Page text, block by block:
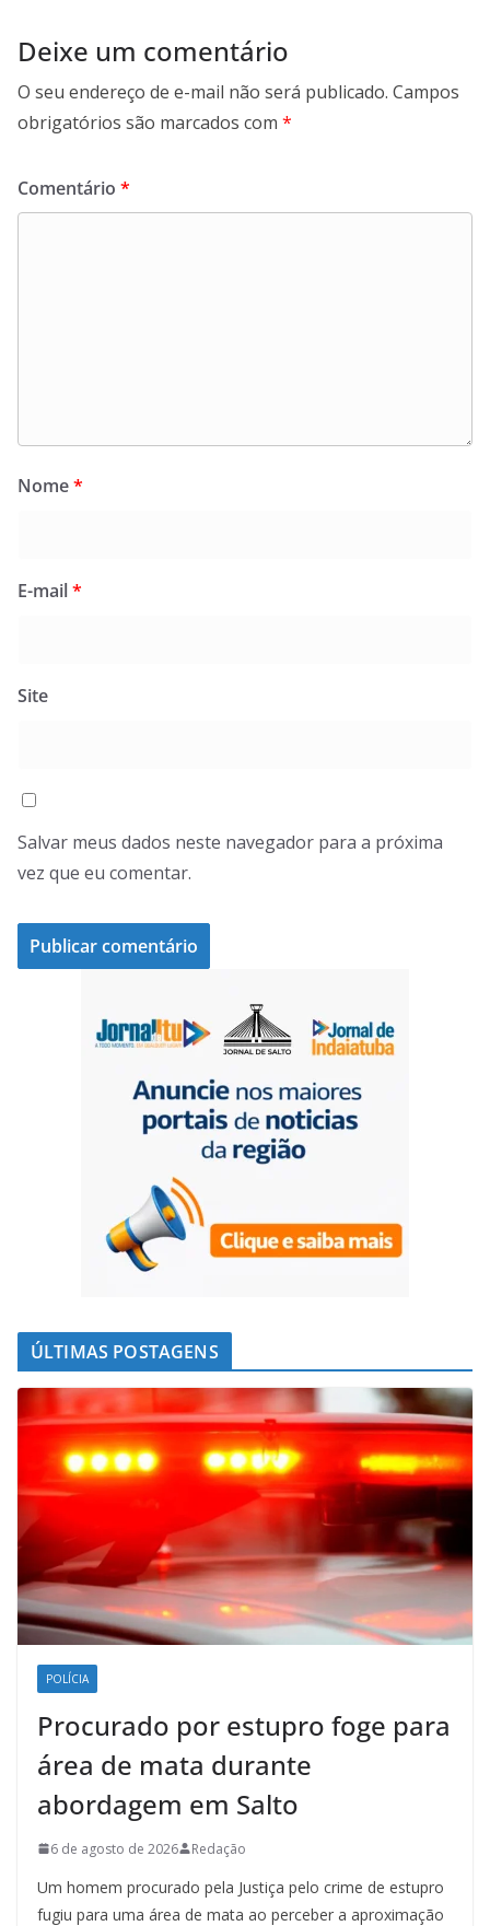
Deixe um comentário
O seu endereço de e-mail não será publicado. Campos
obrigatórios são marcados com *
Comentário *
Nome*
E-mail*
Site
Salvar meus dados neste navegador para a próxima
vez que eu comentar.
ÚLTIMAS POSTAGENS
POLÍCIA
Procurado por estupro foge para
área de mata durante
abordagem em Salto
6 de agosto de 2026 Redação
Um homem procurado pela Justiça pelo crime de estupro
fugiu para uma área de mata ao perceber a aproximação